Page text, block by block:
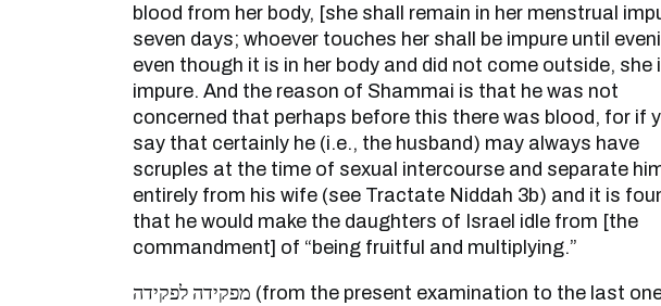
blood from her body, [she shall remain in her menstrual
seven days; whoever touches her shall be impure until
even though it is in her body and did not come outside, she
impure. And the reason of Shammai is that he was not
concerned that perhaps before this there was blood, for if
say that certainly he (i.e., the husband) may always have
scruples at the time of sexual intercourse and separate
entirely from his wife (see Tractate Niddah 3b) and it is
that he would make the daughters of Israel idle from [the
commandment] of “being fruitful and multiplying.”
מפקידה לפקידה (from the present examination to the last one) –